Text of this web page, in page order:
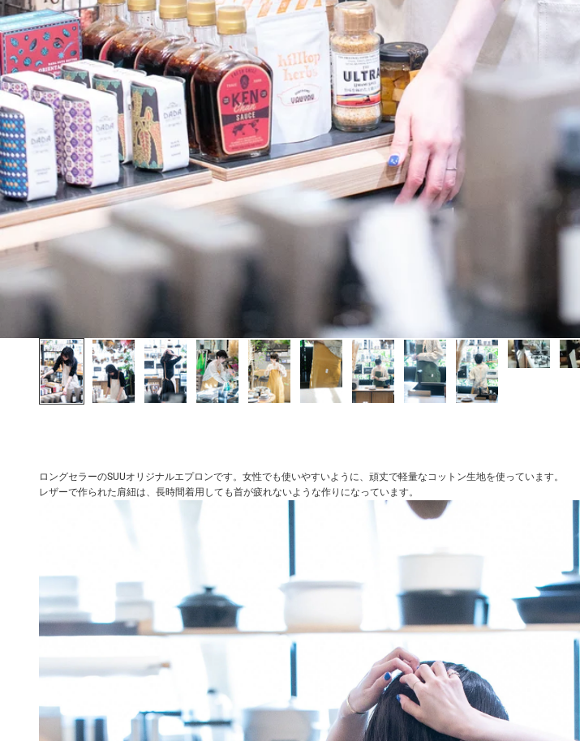
ロングセラーのSUUオリジナルエプロンです。女性でも使いやすいように、頑丈で軽量なコットン生地を使っています。
レザーで作られた肩紐は、長時間着用しても首が疲れないような作りになっています。